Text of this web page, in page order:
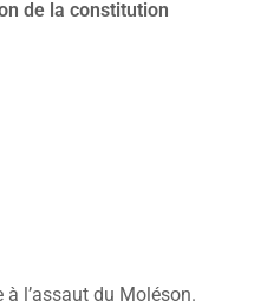
de la constitution
à l’assaut du Moléson.